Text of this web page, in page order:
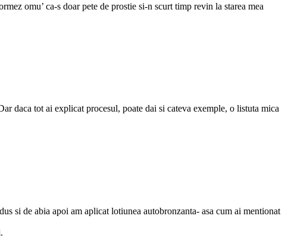
omu’ ca-s doar pete de prostie si-n scurt timp revin la starea mea
daca tot ai explicat procesul, poate dai si cateva exemple, o listuta mica
si de abia apoi am aplicat lotiunea autobronzanta- asa cum ai mentionat